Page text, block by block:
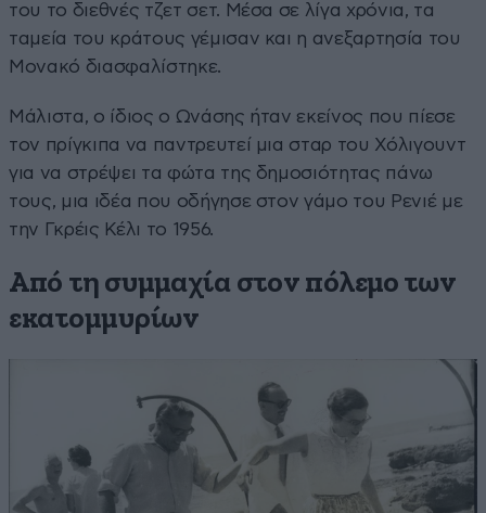
του το διεθνές τζετ σετ. Μέσα σε λίγα χρόνια, τα
ταμεία του κράτους γέμισαν και η ανεξαρτησία του
Μονακό διασφαλίστηκε.
Μάλιστα, ο ίδιος ο Ωνάσης ήταν εκείνος που πίεσε
τον πρίγκιπα να παντρευτεί μια σταρ του Χόλιγουντ
για να στρέψει τα φώτα της δημοσιότητας πάνω
τους, μια ιδέα που οδήγησε στον γάμο του Ρενιέ με
την Γκρέις Κέλι το 1956.
Από τη συμμαχία στον πόλεμο των
εκατομμυρίων